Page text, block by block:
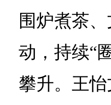
围炉煮茶
动，持续“
攀升。王